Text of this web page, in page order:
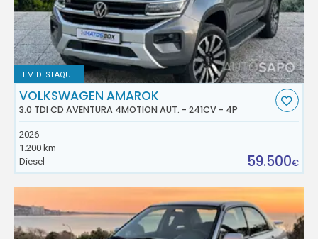
EM DESTAQUE
VOLKSWAGEN AMAROK
3.0 TDI CD AVENTURA 4MOTION AUT. - 241CV - 4P
2026
1.200 km
Diesel
59.500€